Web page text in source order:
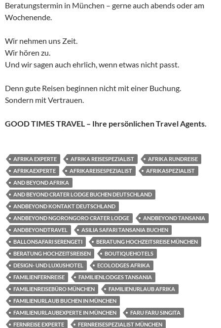
Beratungstermin in München – gerne auch abends oder am
Wochenende.
Wir nehmen uns Zeit.
Wir hören zu.
Und wir sagen auch ehrlich, wenn etwas nicht passt.
Denn gute Reisen beginnen nicht mit einer Buchung.
Sondern mit Vertrauen.
GOOD TIMES TRAVEL – Ihre persönlichen Travel Agents.
AFRIKA EXPERTE AFRIKA REISESPEZIALIST
AFRIKA RUNDREISE
AFRIKAEXPERTE
AFRIKAREISESPEZIALIST
AFRIKASPEZIALIST
AND BEYOND AFRIKA
AND BEYOND CRATER LODGE BUCHEN DEUTSCHLAND
ANDBEYOND KONTAKT DEUTSCHLAND
ANDBEYOND NGORONGORO CRATER LODGE
ANDBEYOND TANSANIA
ANDBEYONDTRAVEL
ASILIA SAFARI TANSANIA BUCHEN
BALLONSAFARI SERENGETI
BERATUNG HOCHZEITSREISE MÜNCHEN
BERATUNG HOCHZEITSREISEN
BOUTIQUEHOTELS
DESIGN- UND LUXUSHOTEL
ECOLODGES AFRIKA
FAMILIENFERNREISE
FAMILIENLODGES TANSANIA
FAMILIENREISEBÜRO MÜNCHEN
FAMILIENURLAUB AFRIKA
FAMILIENURLAUB BUCHEN IN MÜNCHEN
FAMILIENURLAUBEXPERTE IN MÜNCHEN
FARU FARU SINGITA
FERNREISE EXPERTE
FERNREISESPEZIALIST MÜNCHEN